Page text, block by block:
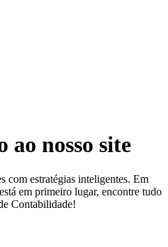
ao nosso site
com estratégias inteligentes. Em
em primeiro lugar, encontre tudo
Contabilidade!